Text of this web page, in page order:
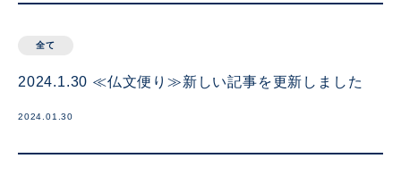
全て
2024.1.30 ≪仏文便り≫新しい記事を更新しました
2024.01.30